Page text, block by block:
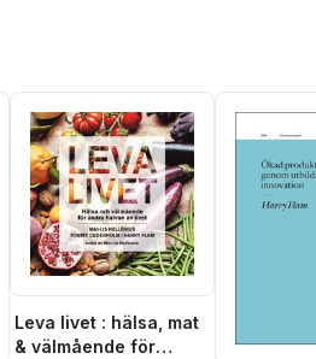
Leva livet : hälsa, mat
& välmående för